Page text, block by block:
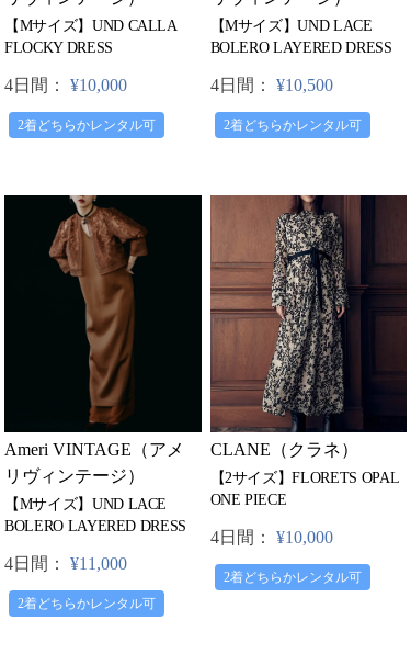
【Mサイズ】UND CALLA
FLOCKY DRESS
4日間： ¥10,000
2着どちらかレンタル可
【Mサイズ】UND LACE
BOLERO LAYERED DRESS
4日間： ¥10,500
2着どちらかレンタル可
Ameri VINTAGE（アメ
リヴィンテージ）
【Mサイズ】UND LACE
BOLERO LAYERED DRESS
4日間： ¥11,000
2着どちらかレンタル可
CLANE（クラネ）
【2サイズ】FLORETS OPAL
ONE PIECE
4日間： ¥10,000
2着どちらかレンタル可